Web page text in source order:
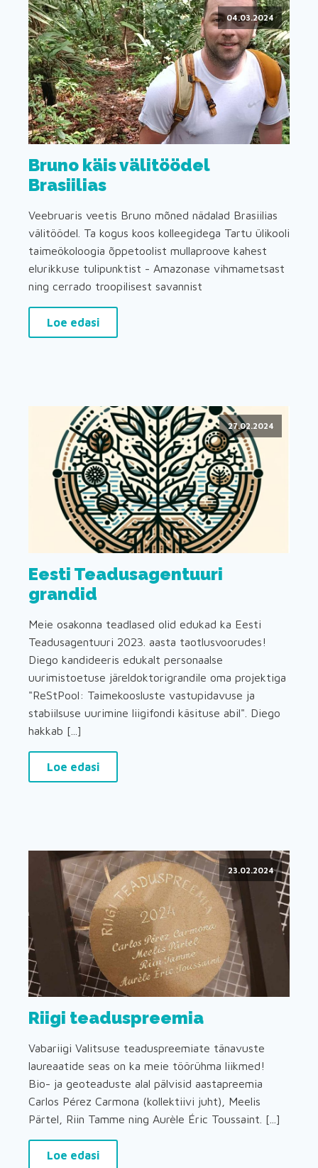
04.03.2024
Bruno käis välitöödel
Brasiilias
Veebruaris veetis Bruno mõned nädalad Brasiilias
välitöödel. Ta kogus koos kolleegidega Tartu ülikooli
taimeökoloogia õppetoolist mullaproove kahest
elurikkuse tulipunktist - Amazonase vihmametsast
ning cerrado troopilisest savannist
Loe edasi
27.02.2024
Eesti Teadusagentuuri
grandid
Meie osakonna teadlased olid edukad ka Eesti
Teadusagentuuri 2023. aasta taotlusvoorudes!
Diego kandideeris edukalt personaalse
uurimistoetuse järeldoktorigrandile oma projektiga
"ReStPool: Taimekoosluste vastupidavuse ja
stabiilsuse uurimine liigifondi käsituse abil". Diego
hakkab [...]
Loe edasi
23.02.2024
Riigi teaduspreemia
Vabariigi Valitsuse teaduspreemiate tänavuste
laureaatide seas on ka meie töörühma liikmed!
Bio- ja geoteaduste alal pälvisid aastapreemia
Carlos Pérez Carmona (kollektiivi juht), Meelis
Pärtel, Riin Tamme ning Aurèle Éric Toussaint. [...]
Loe edasi